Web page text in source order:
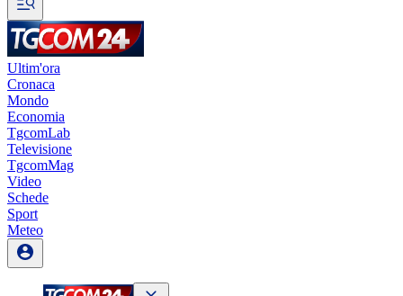
Ultim'ora
Cronaca
Mondo
Economia
TgcomLab
Televisione
TgcomMag
Video
Schede
Sport
Meteo